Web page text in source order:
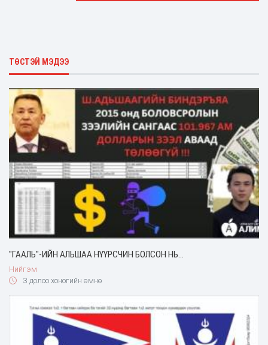
ТӨСТЭЙ МЭДЭЭ
"ГААЛЬ"-ИЙН АЛЬШАА НҮҮРСЧИН БОЛСОН НЬ...
Нийгэм
3 долоо хоногийн өмнө